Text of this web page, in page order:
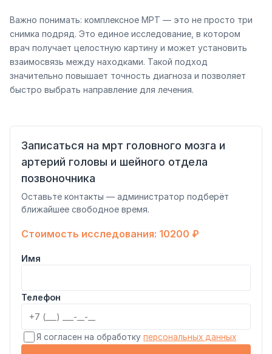
Важно понимать: комплексное МРТ — это не просто три
снимка подряд. Это единое исследование, в котором
врач получает целостную картину и может установить
взаимосвязь между находками. Такой подход
значительно повышает точность диагноза и позволяет
быстро выбрать направление для лечения.
Записаться на мрт головного мозга и
артерий головы и шейного отдела
позвоночника
Оставьте контакты — администратор подберёт
ближайшее свободное время.
Стоимость исследования: 10200 ₽
Имя
Телефон
Я согласен на обработку персональных данных